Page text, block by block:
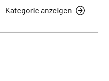
Kategorie anzeigen